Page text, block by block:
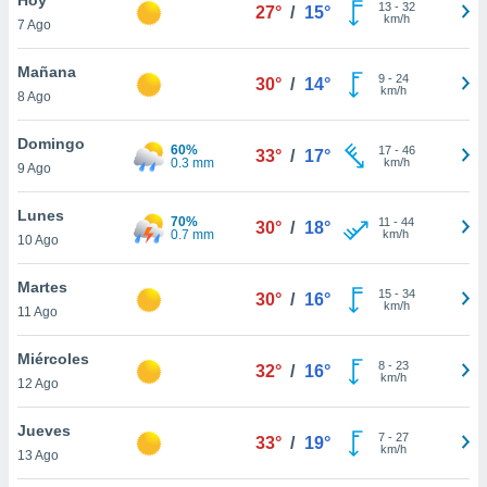
en
más
nuestra
de
cookies
aceptar
7 Ago
27° / 15° 13- 32
km/h
Mañana
8 Ago
30° / 14° 9- 24
km/h
Domingo
9 Ago
60%
0.3 mm
33° / 17° 17- 46
km/h
Lunes
10 Ago
70%
0.7 mm
30° / 18° 11 - 44
km/h
Martes
11 Ago
30° / 16° 15- 34
km/h
Miércoles
12 Ago
32° / 16° 8- 23
km/h
Jueves
13 Ago
33° / 19° 7- 27
km/h